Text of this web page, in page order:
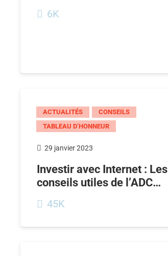
6K
ACTUALITÉS
CONSEILS
TABLEAU D’HONNEUR
29 janvier 2023
Investir avec Internet : Les
conseils utiles de l’ADC…
45K